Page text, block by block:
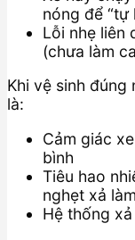
nóng để “tự
Lỗi nhẹ liên
(chưa làm
Khi vệ sinh
là:
Cảm giác
bình
Tiêu hao
nghẹt xả
Hệ thống